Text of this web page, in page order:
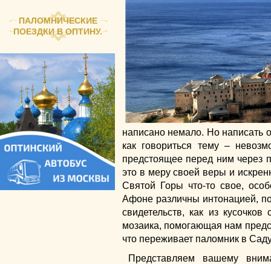
ПАЛОМНИЧЕСКИЕ
ПОЕЗДКИ В ОПТИНУ.
написано немало. Но написать
как говориться тему –
предстоящее перед ним через
это в меру своей веры и
Святой Горы что-то свое,
Афоне различны интонацией,
свидетельств, как из
мозаика, помогающая нам
что переживает паломник в
Представляем вашему